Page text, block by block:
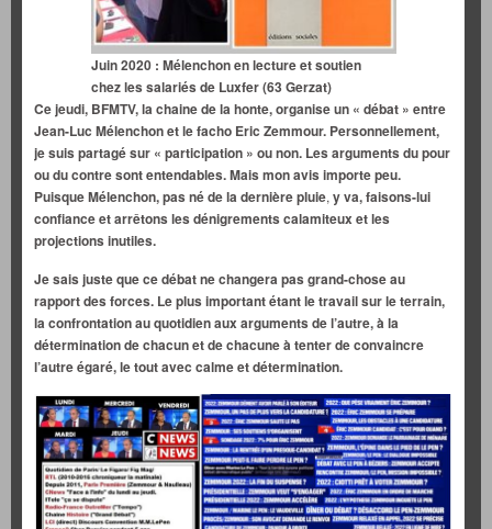
Juin 2020 : Mélenchon en lecture et soutien
chez les salariés de Luxfer (63 Gerzat)
Ce jeudi, BFMTV, la chaine de la honte, organise un « débat » entre
Jean-Luc Mélenchon et le facho Eric Zemmour. Personnellement,
je suis partagé sur « participation » ou non. Les arguments du pour
ou du contre sont entendables. Mais mon avis importe peu.
Puisque Mélenchon,pas né de la dernière pluie, y va, faisons-lui
confiance et arrêtons les dénigrements calamiteux et les
projections inutiles.
Je sais juste que ce débat ne changera pas grand-chose au
rapport des forces. Le plus important étant le travail sur le terrain,
la confrontation au quotidien aux arguments de l’autre, à la
détermination de chacun et de chacune à tenter de convaincre
l’autre égaré, le tout avec calme et détermination.